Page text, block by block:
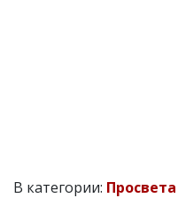
В категории: Просвета